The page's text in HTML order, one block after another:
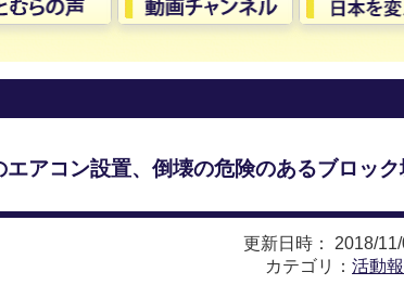
アコン設置、倒壊の危険のあるブロック
更新日時： 2018/
カテゴリ： 活動